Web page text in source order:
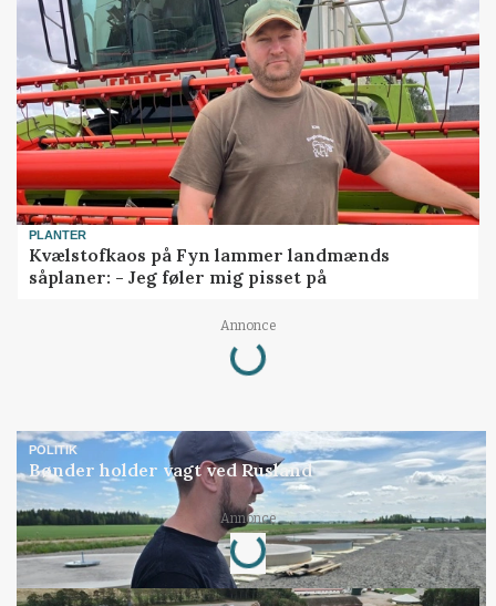
PLANTER
Kvælstofkaos på Fyn lammer landmænds
såplaner: - Jeg føler mig pisset på
Annonce
Loading...
POLITIK
Bønder holder vagt ved Rusland
Annonce
Loading...